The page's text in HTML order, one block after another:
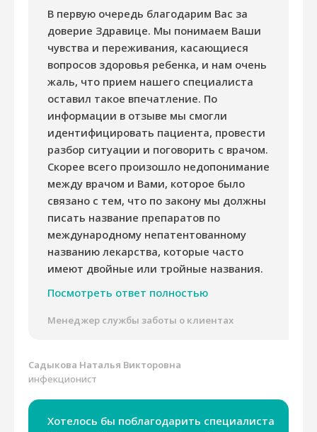
В первую очередь благодарим Вас за
доверие Здравице. Мы понимаем Ваши
чувства и переживания, касающиеся
вопросов здоровья ребенка, и нам очень
жаль, что прием нашего специалиста
оставил такое впечатление. По
информации в отзыве мы смогли
идентифицировать пациента, провести
разбор ситуации и поговорить с врачом.
Скорее всего произошло недопонимание
между врачом и Вами, которое было
связано с тем, что по закону мы должны
писать название препаратов по
международному непатентованному
названию лекарства, которые часто
имеют двойные или тройные названия.
Посмотреть ответ полностью
Менеджер службы заботы о клиентах
Садыкова Наталья Викторовна
инфекционист
Хотелось бы поблагодарить специалиста